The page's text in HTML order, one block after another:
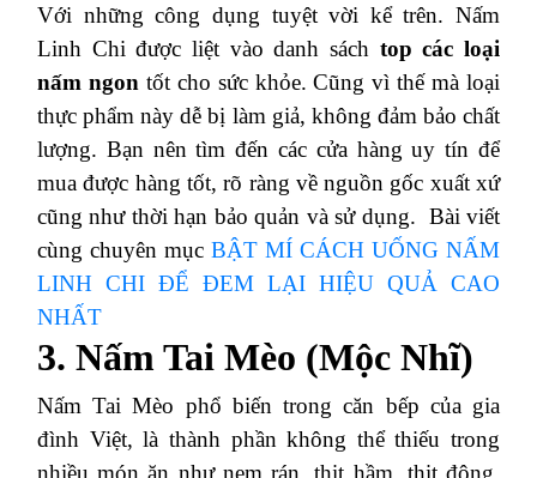
Với những công dụng tuyệt vời kể trên. Nấm
Linh Chi được liệt vào danh sách top các loại
nấm ngon tốt cho sức khỏe. Cũng vì thế mà loại
thực phẩm này dễ bị làm giả, không đảm bảo chất
lượng. Bạn nên tìm đến các cửa hàng uy tín để
mua được hàng tốt, rõ ràng về nguồn gốc xuất xứ
cũng như thời hạn bảo quản và sử dụng. Bài viết
cùng chuyên mục BẬT MÍ CÁCH UỐNG NẤM
LINH CHI ĐỂ ĐEM LẠI HIỆU QUẢ CAO
NHẤT
3. Nấm Tai Mèo (Mộc Nhĩ)
Nấm Tai Mèo phổ biến trong căn bếp của gia
đình Việt, là thành phần không thể thiếu trong
nhiều món ăn như nem rán, thịt hầm, thịt đông,